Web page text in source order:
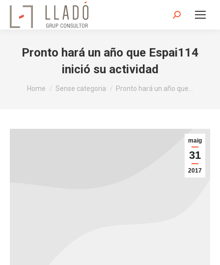
Search:
Pronto hará un año que Espai114
inició su actividad
You are here:
Home Sense categoria Pronto hará un año que…
maig
31
2017